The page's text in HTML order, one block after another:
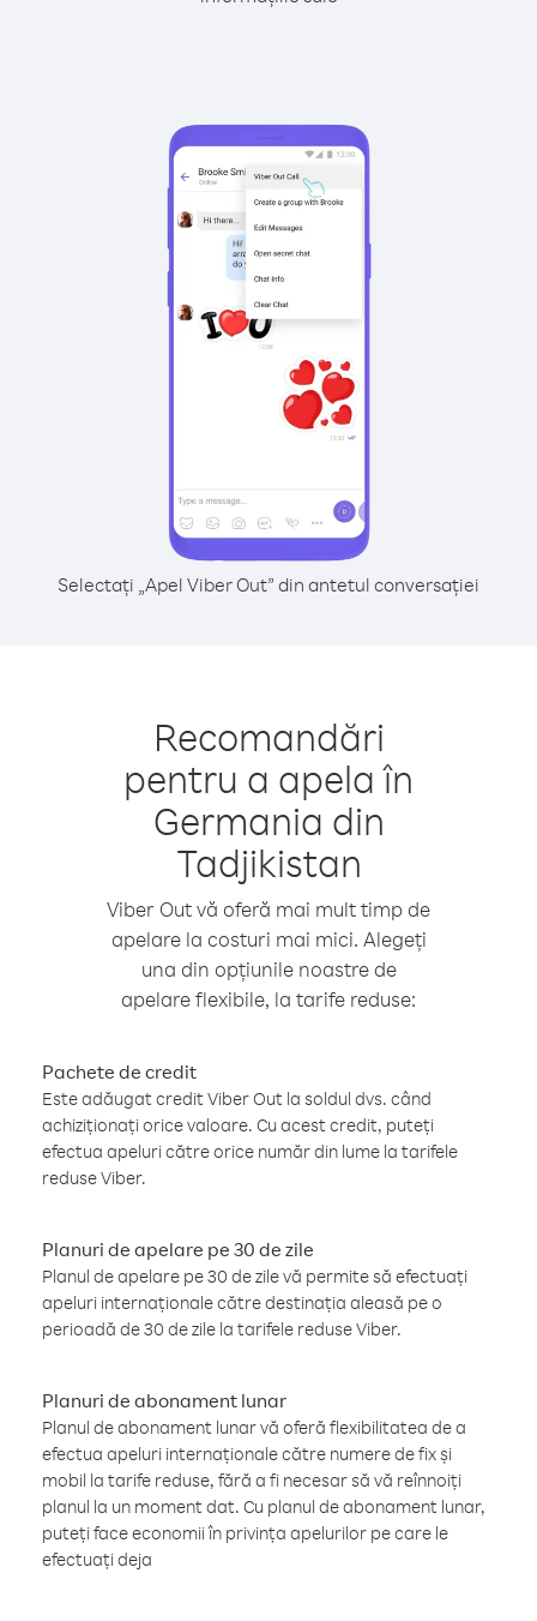
Selectați „Apel Viber Out” din antetul conversației
Recomandări
pentru a apela în
Germania din
Tadjikistan
Viber Out vă oferă mai mult timp de
apelare la costuri mai mici. Alegeți
una din opțiunile noastre de
apelare flexibile, la tarife reduse:
Pachete de credit
Este adăugat credit Viber Out la soldul dvs. când
achiziționați orice valoare. Cu acest credit, puteți
efectua apeluri către orice număr din lume la tarifele
reduse Viber.
Planuri de apelare pe 30 de zile
Planul de apelare pe 30 de zile vă permite să efectuați
apeluri internaționale către destinația aleasă pe o
perioadă de 30 de zile la tarifele reduse Viber.
Planuri de abonament lunar
Planul de abonament lunar vă oferă flexibilitatea de a
efectua apeluri internaționale către numere de fix și
mobil la tarife reduse, fără a fi necesar să vă reînnoiți
planul la un moment dat. Cu planul de abonament lunar,
puteți face economii în privința apelurilor pe care le
efectuați deja